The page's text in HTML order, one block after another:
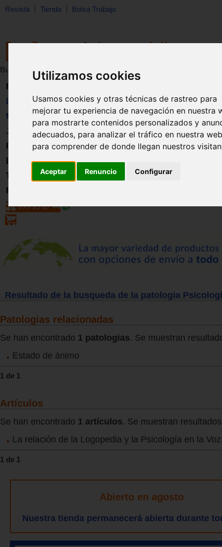
Utilizamos cookies
Usamos cookies y otras técnicas de rastreo para
mejorar tu experiencia de navegación en nuestra
para mostrarte contenidos personalizados y
adecuados, para analizar el tráfico en nuestra
para comprender de donde llegan nuestros
Aceptar Renuncio Configurar
Revista Tienda Bolsa Trabajo
Buscar:
Revista
Libros
Material
Juguetes
Formación
Directorio
Trabajo
Registro
Resultado de la busqueda de la patologia
Patologias relacionadas
Se han encontrado 1 patologias. Se muestran
Estado de ánimo
1 de 1
Artículos
Se han encontrado 1 artículos. Se muestran
La relación de la Logopedia y la Psicología en la Voz
1 de 1
Abierto en agosto
Nuestra tienda permanecerá abierta durante